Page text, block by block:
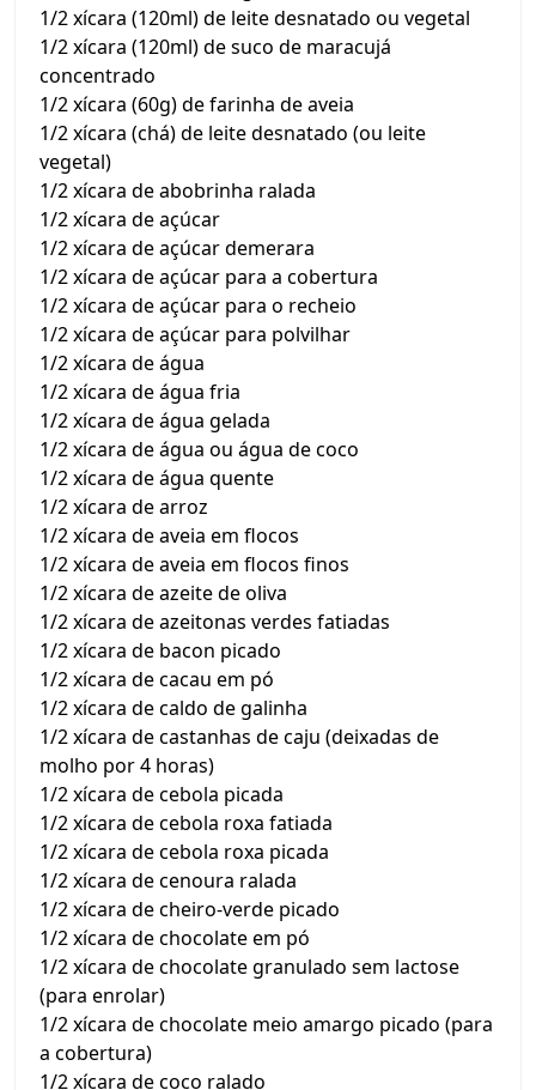
1/2 xícara (120ml) de leite desnatado ou vegetal
1/2 xícara (120ml) de suco de maracujá
concentrado
1/2 xícara (60g) de farinha de aveia
1/2 xícara (chá) de leite desnatado (ou leite
vegetal)
1/2 xícara de abobrinha ralada
1/2 xícara de açúcar
1/2 xícara de açúcar demerara
1/2 xícara de açúcar para a cobertura
1/2 xícara de açúcar para o recheio
1/2 xícara de açúcar para polvilhar
1/2 xícara de água
1/2 xícara de água fria
1/2 xícara de água gelada
1/2 xícara de água ou água de coco
1/2 xícara de água quente
1/2 xícara de arroz
1/2 xícara de aveia em flocos
1/2 xícara de aveia em flocos finos
1/2 xícara de azeite de oliva
1/2 xícara de azeitonas verdes fatiadas
1/2 xícara de bacon picado
1/2 xícara de cacau em pó
1/2 xícara de caldo de galinha
1/2 xícara de castanhas de caju (deixadas de
molho por 4 horas)
1/2 xícara de cebola picada
1/2 xícara de cebola roxa fatiada
1/2 xícara de cebola roxa picada
1/2 xícara de cenoura ralada
1/2 xícara de cheiro-verde picado
1/2 xícara de chocolate em pó
1/2 xícara de chocolate granulado sem lactose
(para enrolar)
1/2 xícara de chocolate meio amargo picado (para
a cobertura)
1/2 xícara de coco ralado